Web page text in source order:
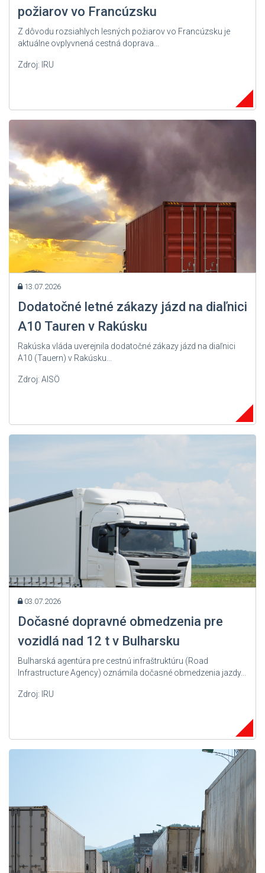
požiarov vo Francúzsku
Z dôvodu rozsiahlych lesných požiarov vo Francúzsku je
aktuálne ovplyvnená cestná doprava...
Zdroj: IRU
13.07.2026
Dodatočné letné zákazy jázd na diaľnici
A10 Tauren v Rakúsku
Rakúska vláda uverejnila dodatočné zákazy jázd na diaľnici
A10 (Tauern) v Rakúsku...
Zdroj: AISÖ
03.07.2026
Dočasné dopravné obmedzenia pre
vozidlá nad 12 t v Bulharsku
Bulharská agentúra pre cestnú infraštruktúru (Road
Infrastructure Agency) oznámila dočasné obmedzenia jazdy...
Zdroj: IRU